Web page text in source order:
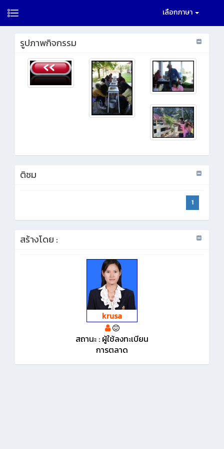
เลือกภาษา
รูปภาพกิจกรรม
ติชม
1
สร้างโดย :
krusa
สถานะ : ผู้ใช้ลงทะเบียน
การตลาด